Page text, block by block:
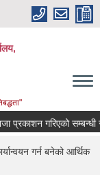
गरिएको सम्बन्धी सूचना
गर्न बनेको आर्थिक